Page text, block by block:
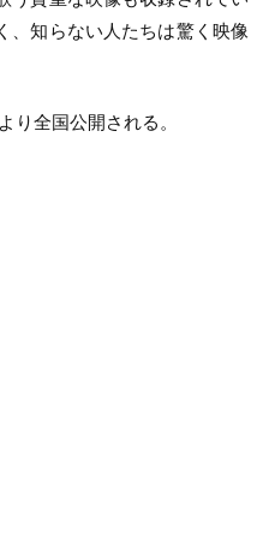
、知らない人たちは驚く映像
り全国公開される。